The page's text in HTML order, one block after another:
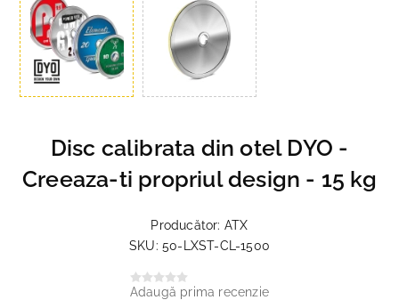
Disc calibrata din otel DYO -
Creeaza-ti propriul design - 15 kg
Producător: ATX
SKU: 50-LXST-CL-1500
Adaugă prima recenzie